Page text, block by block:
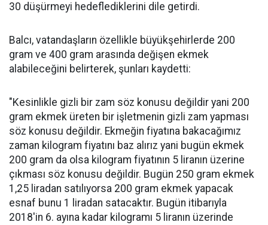
30 düşürmeyi hedeflediklerini dile getirdi.
Balcı, vatandaşların özellikle büyükşehirlerde 200
gram ve 400 gram arasında değişen ekmek
alabileceğini belirterek, şunları kaydetti:
"Kesinlikle gizli bir zam söz konusu değildir yani 200
gram ekmek üreten bir işletmenin gizli zam yapması
söz konusu değildir. Ekmeğin fiyatına bakacağımız
zaman kilogram fiyatını baz alırız yani bugün ekmek
200 gram da olsa kilogram fiyatının 5 liranın üzerine
çıkması söz konusu değildir. Bugün 250 gram ekmek
1,25 liradan satılıyorsa 200 gram ekmek yapacak
esnaf bunu 1 liradan satacaktır. Bugün itibarıyla
2018'in 6. ayına kadar kilogramı 5 liranın üzerinde